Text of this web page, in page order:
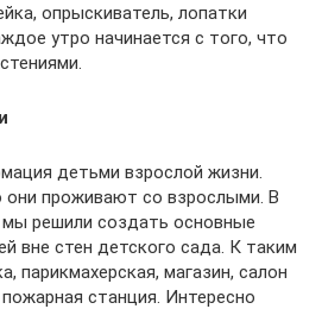
опрыскиватель, лопатки
утро начинается с того, что
детьми взрослой жизни.
проживают со взрослыми. В
мы решили создать основные
вне стен детского сада. К таким
парикмахерская, магазин, салон
станция. Интересно